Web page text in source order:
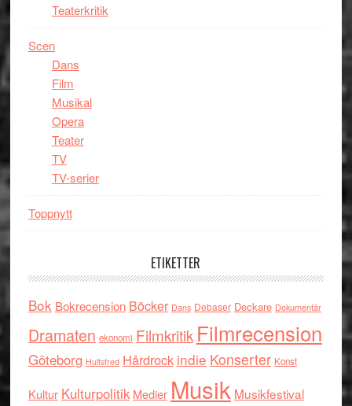
Teaterkritik
Scen
Dans
Film
Musikal
Opera
Teater
TV
TV-serier
Toppnytt
ETIKETTER
Bok Bokrecension Böcker Dans Debaser Deckare Dokumentär
Dramaten ekonomi Filmkritik Filmrecension
Göteborg Hultsfred Hårdrock indie Konserter Konst
Kultur Kulturpolitik Medier Musik Musikfestival